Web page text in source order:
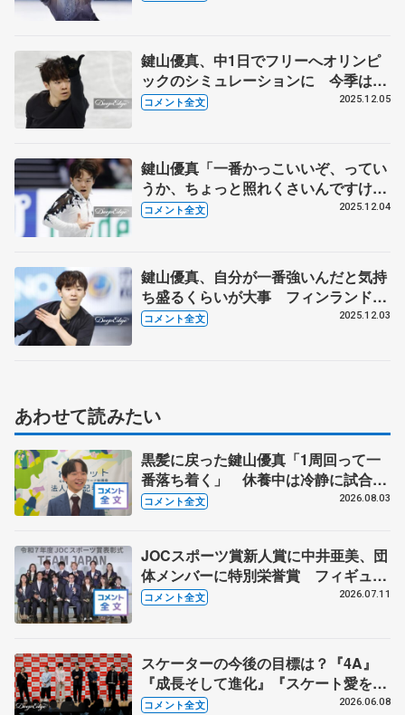
鍵山優真、中1日でフリーへオリンピ
ックのシミュレーションに 今季は反
省や抱負、目標を書き出して考え整理
コメント全文 2025.12.05
鍵山優真「一番かっこいいぞ、ってい
うか、ちょっと照れくさいんですけ
ど」 高い高い壁〝北京〟を超えた
コメント全文 2025.12.04
鍵山優真、自分が一番強いんだと気持
ち盛るくらいが大事 フィンランドか
らタイトな調整も「最強の状態で来て
コメント全文 2025.12.03
あわせて読みたい
黒髪に戻った鍵山優真「1周回って一
番落ち着く」 休養中は冷静に試合を
観戦する機会にも
コメント全文 2026.08.03
JOCスポーツ賞新人賞に中井亜美、団
体メンバーに特別栄誉賞 フィギュア
スケートに別のスポーツを組み合わせ
コメント全文 2026.07.11
スケーターの今後の目標は？『4A』
『成長そして進化』『スケート愛を深
める』 真剣勝負のゲームコーナーも
コメント全文 2026.06.08